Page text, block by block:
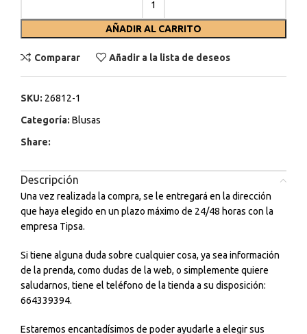
AÑADIR AL CARRITO
Comparar Añadir a la lista de deseos
SKU: 26812-1
Categoría: Blusas
Share:
Descripción
Una vez realizada la compra, se le entregará en la dirección
que haya elegido en un plazo máximo de 24/48 horas con la
empresa Tipsa.
Si tiene alguna duda sobre cualquier cosa, ya sea información
de la prenda, como dudas de la web, o simplemente quiere
saludarnos, tiene el teléfono de la tienda a su disposición:
664339394.
Estaremos encantadísimos de poder ayudarle a elegir sus